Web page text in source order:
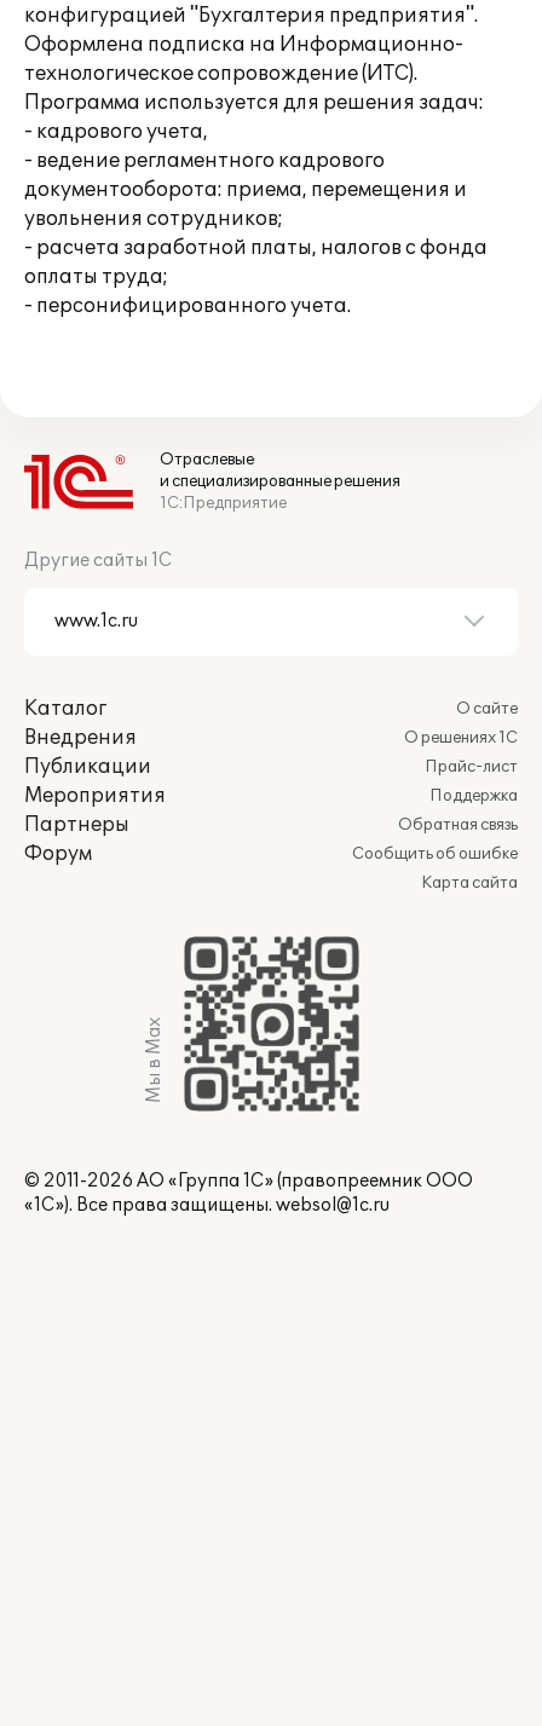
конфигурацией "Бухгалтерия предприятия".
Оформлена подписка на Информационно-
технологическое сопровождение (ИТС).
Программа используется для решения задач:
- кадрового учета,
- ведение регламентного кадрового
документооборота: приема, перемещения и
увольнения сотрудников;
- расчета заработной платы, налогов с фонда
оплаты труда;
- персонифицированного учета.
Отраслевые
и специализированные решения
1С:Предприятие
Другие сайты 1С
Каталог
Внедрения
Публикации
Мероприятия
Партнеры
Форум
О сайте
О решениях 1С
Прайс-лист
Поддержка
Обратная связь
Сообщить об ошибке
Карта сайта
Мы в Max
© 2011-2026 АО «Группа 1С» (правопреемник ООО
«1С»). Все права защищены. websol@1c.ru